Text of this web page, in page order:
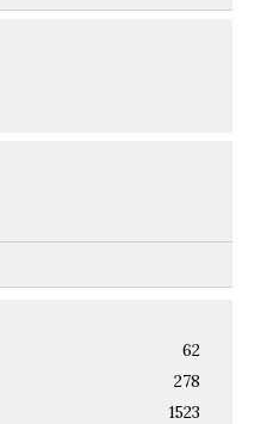
62
278
1523